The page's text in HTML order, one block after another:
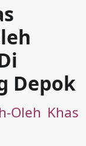
Depok
Oleh Khas